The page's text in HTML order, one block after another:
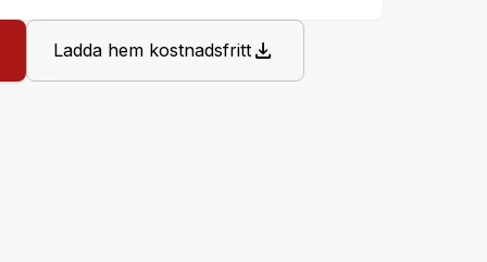
Ladda hem kostnadsfritt download